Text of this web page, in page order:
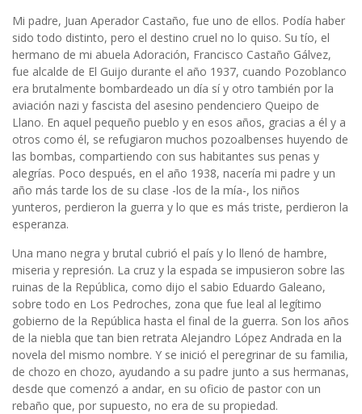
Mi padre, Juan Aperador Castaño, fue uno de ellos. Podía haber
sido todo distinto, pero el destino cruel no lo quiso. Su tío, el
hermano de mi abuela Adoración, Francisco Castaño Gálvez,
fue alcalde de El Guijo durante el año 1937, cuando Pozoblanco
era brutalmente bombardeado un día sí y otro también por la
aviación nazi y fascista del asesino pendenciero Queipo de
Llano. En aquel pequeño pueblo y en esos años, gracias a él y a
otros como él, se refugiaron muchos pozoalbenses huyendo de
las bombas, compartiendo con sus habitantes sus penas y
alegrías. Poco después, en el año 1938, nacería mi padre y un
año más tarde los de su clase -los de la mía-, los niños
yunteros, perdieron la guerra y lo que es más triste, perdieron la
esperanza.
Una mano negra y brutal cubrió el país y lo llenó de hambre,
miseria y represión. La cruz y la espada se impusieron sobre las
ruinas de la República, como dijo el sabio Eduardo Galeano,
sobre todo en Los Pedroches, zona que fue leal al legítimo
gobierno de la República hasta el final de la guerra. Son los años
de la niebla que tan bien retrata Alejandro López Andrada en la
novela del mismo nombre. Y se inició el peregrinar de su familia,
de chozo en chozo, ayudando a su padre junto a sus hermanas,
desde que comenzó a andar, en su oficio de pastor con un
rebaño que, por supuesto, no era de su propiedad.